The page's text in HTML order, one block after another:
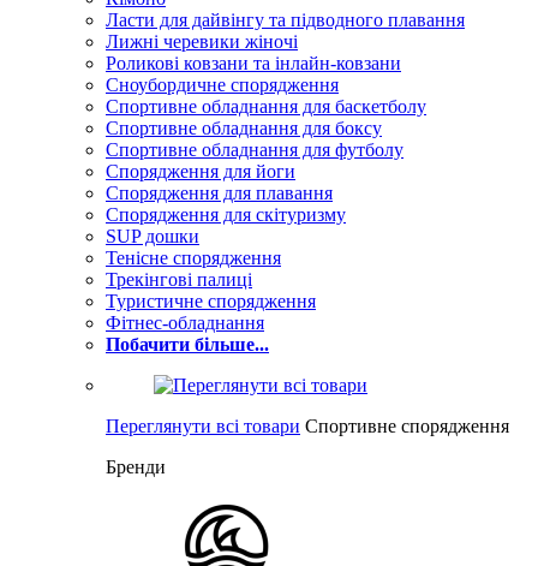
Ласти для дайвінгу та підводного плавання
Лижні черевики жіночі
Роликові ковзани та інлайн-ковзани
Сноубордичне спорядження
Спортивне обладнання для баскетболу
Спортивне обладнання для боксу
Спортивне обладнання для футболу
Спорядження для йоги
Спорядження для плавання
Спорядження для скітуризму
SUP дошки
Тенісне спорядження
Трекінгові палиці
Туристичне спорядження
Фітнес-обладнання
Побачити більше...
Переглянути всі товари Спортивне спорядження
Бренди